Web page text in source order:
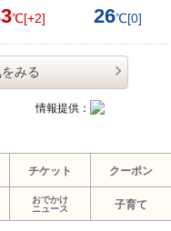
℃[+2] 26℃[0]
みる
情報提供：
チケット クーポン
おでかけ
ニュース
子育て